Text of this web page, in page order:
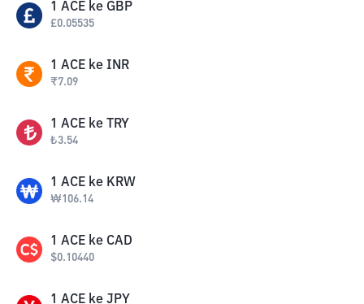
1 ACE ke GBP
£0.05535
1 ACE ke INR
₹7.09
1 ACE ke TRY
₺3.54
1 ACE ke KRW
₩106.14
1 ACE ke CAD
$0.10440
1 ACE ke JPY